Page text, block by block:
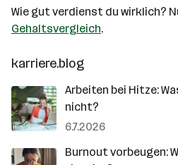
Wie gut verdienst du wirklich?
Gehaltsvergleich.
karriere.blog
Arbeiten bei Hitze:
nicht?
6.7.2026
Burnout vorbeugen: